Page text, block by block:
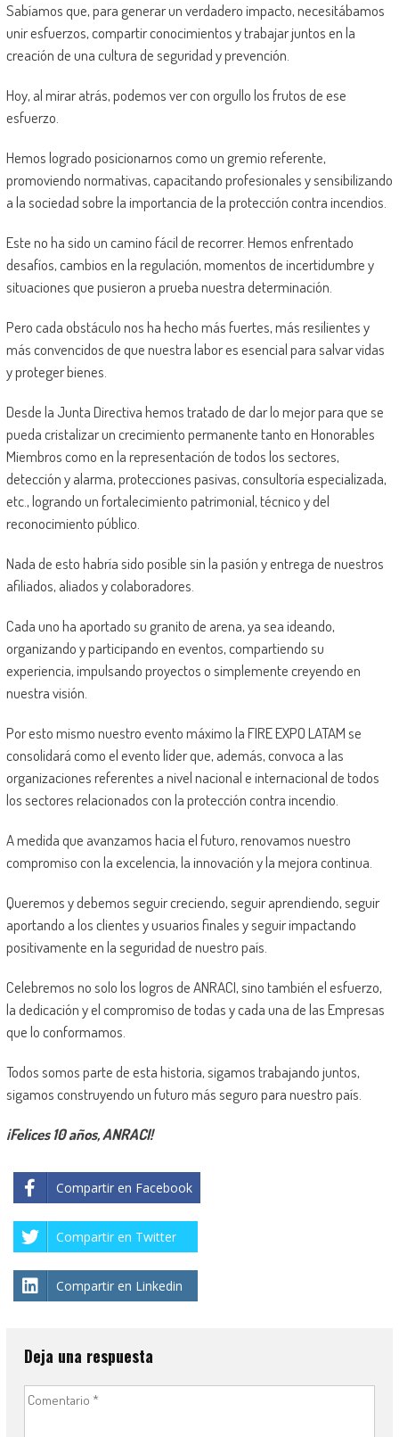
Sabíamos que, para generar un verdadero impacto, necesitábamos
unir esfuerzos, compartir conocimientos y trabajar juntos en la
creación de una cultura de seguridad y prevención.
Hoy, al mirar atrás, podemos ver con orgullo los frutos de ese
esfuerzo.
Hemos logrado posicionarnos como un gremio referente,
promoviendo normativas, capacitando profesionales y sensibilizando
a la sociedad sobre la importancia de la protección contra incendios.
Este no ha sido un camino fácil de recorrer. Hemos enfrentado
desafíos, cambios en la regulación, momentos de incertidumbre y
situaciones que pusieron a prueba nuestra determinación.
Pero cada obstáculo nos ha hecho más fuertes, más resilientes y
más convencidos de que nuestra labor es esencial para salvar vidas
y proteger bienes.
Desde la Junta Directiva hemos tratado de dar lo mejor para que se
pueda cristalizar un crecimiento permanente tanto en Honorables
Miembros como en la representación de todos los sectores,
detección y alarma, protecciones pasivas, consultoría especializada,
etc., logrando un fortalecimiento patrimonial, técnico y del
reconocimiento público.
Nada de esto habría sido posible sin la pasión y entrega de nuestros
afiliados, aliados y colaboradores.
Cada uno ha aportado su granito de arena, ya sea ideando,
organizando y participando en eventos, compartiendo su
experiencia, impulsando proyectos o simplemente creyendo en
nuestra visión.
Por esto mismo nuestro evento máximo la FIRE EXPO LATAM se
consolidará como el evento líder que, además, convoca a las
organizaciones referentes a nivel nacional e internacional de todos
los sectores relacionados con la protección contra incendio.
A medida que avanzamos hacia el futuro, renovamos nuestro
compromiso con la excelencia, la innovación y la mejora continua.
Queremos y debemos seguir creciendo, seguir aprendiendo, seguir
aportando a los clientes y usuarios finales y seguir impactando
positivamente en la seguridad de nuestro país.
Celebremos no solo los logros de ANRACI, sino también el esfuerzo,
la dedicación y el compromiso de todas y cada una de las Empresas
que lo conformamos.
Todos somos parte de esta historia, sigamos trabajando juntos,
sigamos construyendo un futuro más seguro para nuestro país.
¡Felices 10 años, ANRACI!
Compartir en Facebook
Compartir en Twitter
Compartir en Linkedin
Deja una respuesta